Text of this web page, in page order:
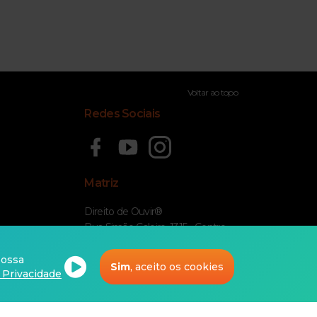
Sim, aceito os cookies
Voltar ao topo
Redes Sociais
Matriz
Direito de Ouvir®
Rua Simão Caleiro, 1315 - Centro
Franca/SP
Fone:(16) 3720-4562
contato@direitodeouvir.com.br